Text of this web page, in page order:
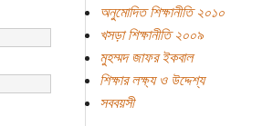
অনুমোদিত শিক্ষানীতি ২০১০
খসড়া শিক্ষানীতি ২০০৯
মুহম্মদ জাফর ইকবাল
শিক্ষার লক্ষ্য ও উদ্দেশ্য
সববয়সী